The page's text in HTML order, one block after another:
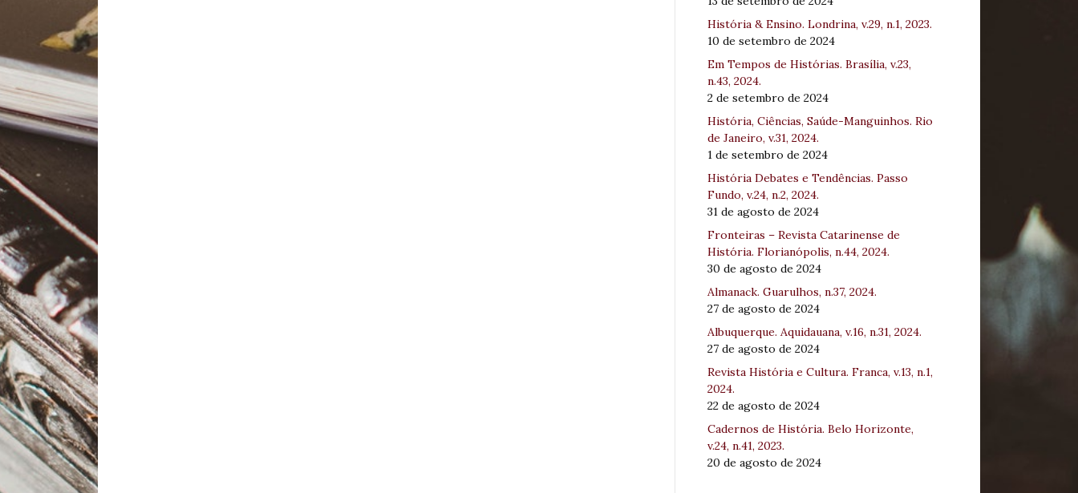
História & Ensino. Londrina, v.29, n.1, 2023.
10 de setembro de 2024
Em Tempos de Histórias. Brasília, v.23,
n.43, 2024.
2 de setembro de 2024
História, Ciências, Saúde-Manguinhos. Rio
de Janeiro, v.31, 2024.
1 de setembro de 2024
História Debates e Tendências. Passo
Fundo, v.24, n.2, 2024.
31 de agosto de 2024
Fronteiras – Revista Catarinense de
História. Florianópolis, n.44, 2024.
30 de agosto de 2024
Almanack. Guarulhos, n.37, 2024.
27 de agosto de 2024
Albuquerque. Aquidauana, v.16, n.31, 2024.
27 de agosto de 2024
Revista História e Cultura. Franca, v.13, n.1,
2024.
22 de agosto de 2024
Cadernos de História. Belo Horizonte,
v.24, n.41, 2023.
20 de agosto de 2024